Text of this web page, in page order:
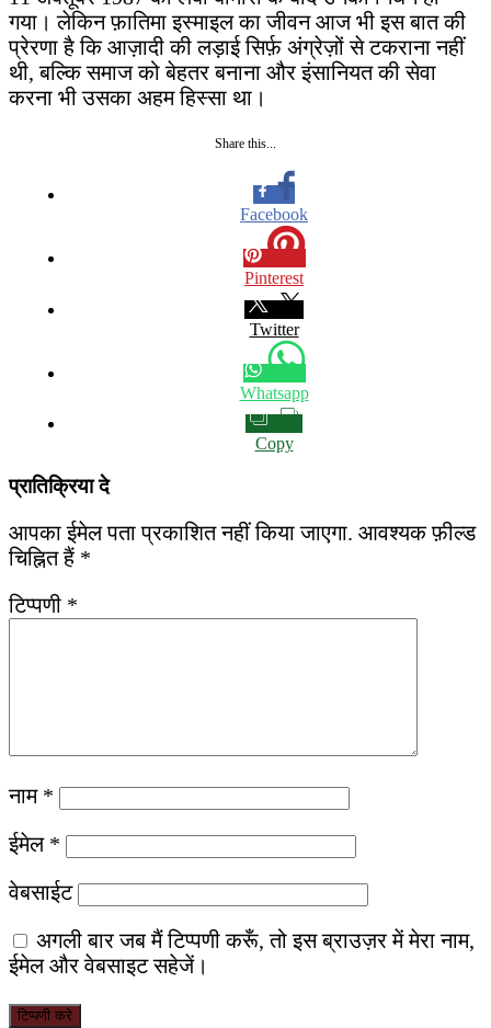
गया। लेकिन फ़ातिमा इस्माइल का जीवन आज भी इस बात की
प्रेरणा है कि आज़ादी की लड़ाई सिर्फ़ अंग्रेज़ों से टकराना नहीं
थी, बल्कि समाज को बेहतर बनाना और इंसानियत की सेवा
करना भी उसका अहम हिस्सा था।
Share this...
Facebook
Pinterest
Twitter
Whatsapp
Copy
प्रातिक्रिया दे
आपका ईमेल पता प्रकाशित नहीं किया जाएगा. आवश्यक फ़ील्ड
चिह्नित हैं *
टिप्पणी *
नाम *
ईमेल *
वेबसाईट
अगली बार जब मैं टिप्पणी करूँ, तो इस ब्राउज़र में मेरा नाम,
ईमेल और वेबसाइट सहेजें।